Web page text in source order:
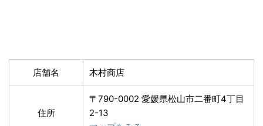
店舗名 木村商店
住所
〒790-0002 愛媛県松山市二番町4丁目
2-13